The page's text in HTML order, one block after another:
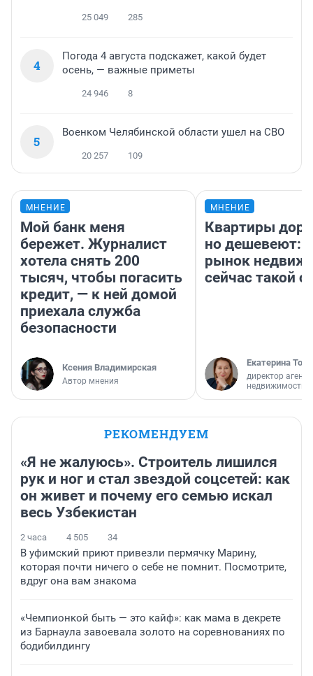
25 049 285
4
Погода 4 августа подскажет, какой будет
осень, — важные приметы
24 946 8
5
Военком Челябинской области ушел на СВО
20 257 109
МНЕНИЕ
Мой банк меня
бережет. Журналист
хотела снять 200
тысяч, чтобы погасить
кредит, — к ней домой
приехала служба
безопасности
Ксения Владимирская
Автор мнения
МНЕНИЕ
Квартиры
но дешевеют:
рынок
сейчас такой
Екатерина
директор
недвижимости
РЕКОМЕНДУЕМ
«Я не жалуюсь». Строитель лишился
рук и ног и стал звездой соцсетей: как
он живет и почему его семью искал
весь Узбекистан
2 часа 4 505 34
В уфимский приют привезли пермячку Марину,
которая почти ничего о себе не помнит. Посмотрите,
вдруг она вам знакома
«Чемпионкой быть — это кайф»: как мама в декрете
из Барнаула завоевала золото на соревнованиях по
бодибилдингу